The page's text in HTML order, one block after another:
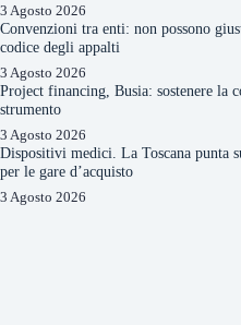
3 Agosto 2026
Convenzioni tra enti: non possono
codice degli appalti
3 Agosto 2026
Project financing, Busia: sostenere la
strumento
3 Agosto 2026
Dispositivi medici. La Toscana punta
per le gare d’acquisto
3 Agosto 2026